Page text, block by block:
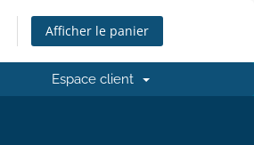
Afficher le panier
Espace client